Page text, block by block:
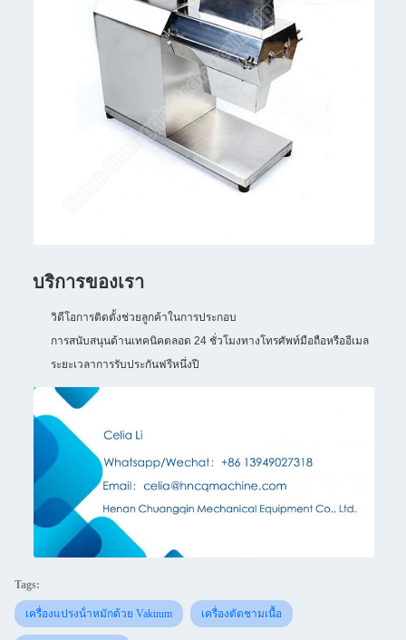
บริการของเรา
วิดีโอการติดตั้งช่วยลูกค้าในการประกอบ
การสนับสนุนด้านเทคนิคตลอด 24 ชั่วโมงทางโทรศัพท์มือถือหรืออีเมล
ระยะเวลาการรับประกันฟรีหนึ่งปี
Tags:
เครื่องแปรงน้ําหมักด้วย Vakuum เครื่องตัดชามเนื้อ